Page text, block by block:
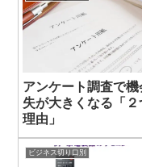
アンケート調査で機
失が大きくなる「２
理由」
ビジネス切り口別